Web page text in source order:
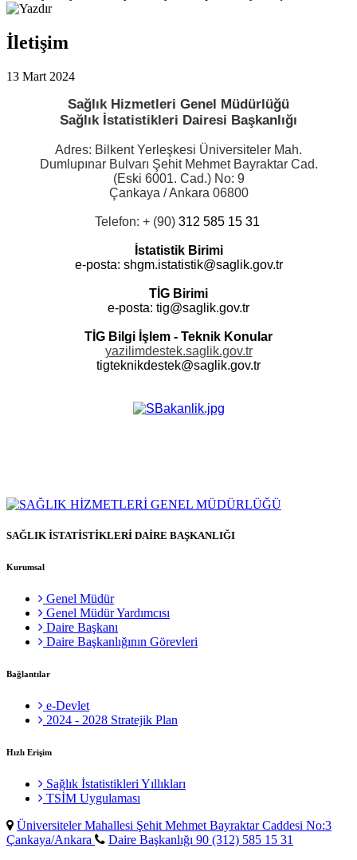
İletişim
13 Mart 2024
Sağlık Hizmetleri Genel Müdürlüğü
Sağlık İstatistikleri Dairesi Başkanlığı
Adres: Bilkent Yerleşkesi Üniversiteler Mah.
Dumlupınar Bulvarı Şehit Mehmet Bayraktar Cad.
(Eski 6001. Cad.) No: 9
Çankaya / Ankara 06800
Telefon: + (90) 312 585 15 31
İstatistik Birimi
e-posta: shgm.istatistik@saglik.gov.tr
TİG Birimi
e-posta: tig@saglik.gov.tr
TİG Bilgi İşlem - Teknik Konular
yazilimdestek.saglik.gov.tr
tigteknikdestek@saglik.gov.tr
SAĞLIK İSTATİSTİKLERİ DAİRE BAŞKANLIĞI
Kurumsal
Genel Müdür
Genel Müdür Yardımcısı
Daire Başkanı
Daire Başkanlığının Görevleri
Bağlantılar
e-Devlet
2024 - 2028 Stratejik Plan
Hızlı Erişim
Sağlık İstatistikleri Yıllıkları
TSİM Uygulaması
Üniversiteler Mahallesi Şehit Mehmet Bayraktar Caddesi No:3
Çankaya/Ankara
Daire Başkanlığı 90 (312) 585 15 31